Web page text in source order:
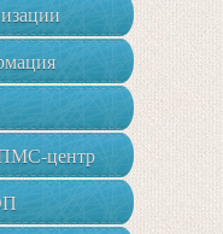
центр